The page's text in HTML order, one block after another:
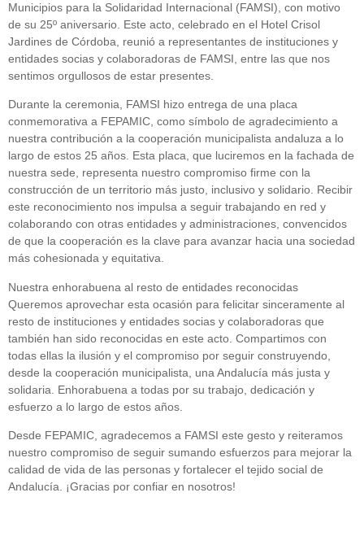
Municipios para la Solidaridad Internacional (FAMSI), con motivo
de su 25º aniversario. Este acto, celebrado en el Hotel Crisol
Jardines de Córdoba, reunió a representantes de instituciones y
entidades socias y colaboradoras de FAMSI, entre las que nos
sentimos orgullosos de estar presentes.
Durante la ceremonia, FAMSI hizo entrega de una placa
conmemorativa a FEPAMIC, como símbolo de agradecimiento a
nuestra contribución a la cooperación municipalista andaluza a lo
largo de estos 25 años. Esta placa, que luciremos en la fachada de
nuestra sede, representa nuestro compromiso firme con la
construcción de un territorio más justo, inclusivo y solidario. Recibir
este reconocimiento nos impulsa a seguir trabajando en red y
colaborando con otras entidades y administraciones, convencidos
de que la cooperación es la clave para avanzar hacia una sociedad
más cohesionada y equitativa.
Nuestra enhorabuena al resto de entidades reconocidas
Queremos aprovechar esta ocasión para felicitar sinceramente al
resto de instituciones y entidades socias y colaboradoras que
también han sido reconocidas en este acto. Compartimos con
todas ellas la ilusión y el compromiso por seguir construyendo,
desde la cooperación municipalista, una Andalucía más justa y
solidaria. Enhorabuena a todas por su trabajo, dedicación y
esfuerzo a lo largo de estos años.
Desde FEPAMIC, agradecemos a FAMSI este gesto y reiteramos
nuestro compromiso de seguir sumando esfuerzos para mejorar la
calidad de vida de las personas y fortalecer el tejido social de
Andalucía. ¡Gracias por confiar en nosotros!